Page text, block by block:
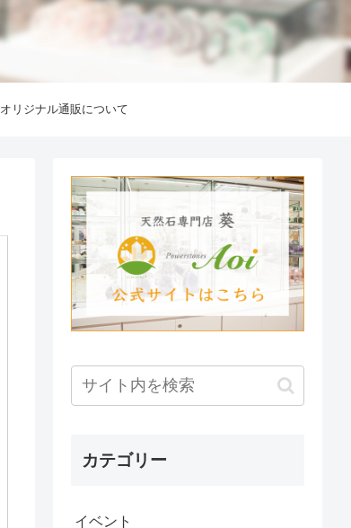
オリジナル通販について
カテゴリー
イベント